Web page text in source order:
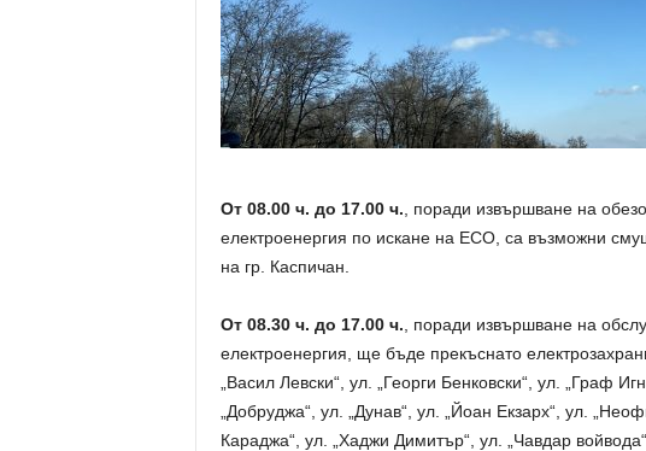
От 08.00 ч. до 17.00 ч. , поради извършване на
електроенергия по искане на ECO, са възможни
на гр. Каспичан.
От 08.30 ч. до 17.00 ч. , поради извършване на
електроенергия, ще бъде прекъснато
„Васил Левски“, ул. „Георги Бенковски“, ул. „Граф
„Добруджа“, ул. „Дунав“, ул. „Йоан Екзарх“, ул.
Караджа“, ул. „Хаджи Димитър“, ул. „Чавдар